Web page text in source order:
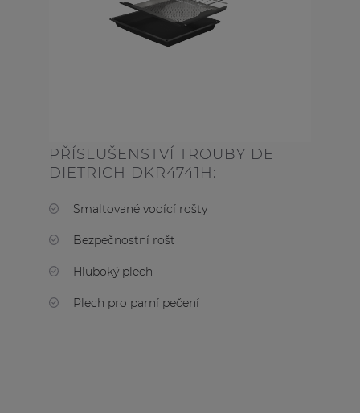
PŘÍSLUŠENSTVÍ TROUBY DE
DIETRICH DKR4741H:
Smaltované vodící rošty
Bezpečnostní rošt
Hluboký plech
Plech pro parní pečení